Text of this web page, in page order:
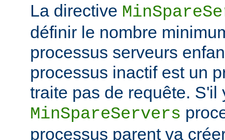
La directive
définir le nombre
processus serveurs
processus inactif est un
traite pas de requête. S'il
MinSpareServers
processus parent va